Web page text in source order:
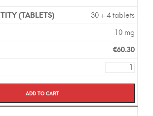
30 + 4 tablets
10 mg
€60.30
Add to cart